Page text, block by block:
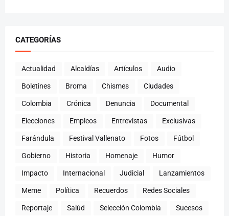
CATEGORÍAS
Actualidad Alcaldías Artículos Audio
Boletines Broma Chismes Ciudades
Colombia Crónica Denuncia Documental
Elecciones Empleos Entrevistas Exclusivas
Farándula Festival Vallenato Fotos Fútbol
Gobierno Historia Homenaje Humor
Impacto Internacional Judicial Lanzamientos
Meme Política Recuerdos Redes Sociales
Reportaje Salúd Selección Colombia Sucesos